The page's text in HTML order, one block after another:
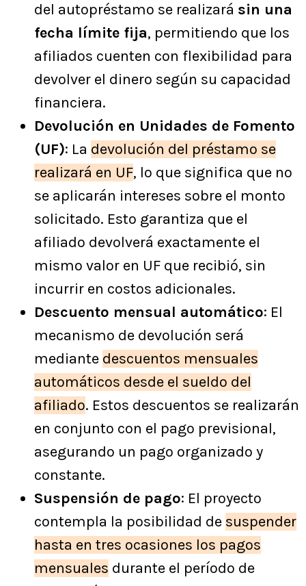
del autopréstamo se realizará sin una
fecha límite fija, permitiendo que los
afiliados cuenten con flexibilidad para
devolver el dinero según su capacidad
financiera.
Devolución en Unidades de Fomento
(UF): La devolución del préstamo se
realizará en UF, lo que significa que no
se aplicarán intereses sobre el monto
solicitado. Esto garantiza que el
afiliado devolverá exactamente el
mismo valor en UF que recibió, sin
incurrir en costos adicionales.
Descuento mensual automático: El
mecanismo de devolución será
mediante descuentos mensuales
automáticos desde el sueldo del
afiliado. Estos descuentos se realizarán
en conjunto con el pago previsional,
asegurando un pago organizado y
constante.
Suspensión de pago: El proyecto
contempla la posibilidad de suspender
hasta en tres ocasiones los pagos
mensuales durante el período de